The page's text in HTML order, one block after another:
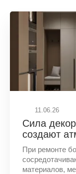
11.06.26
Сила
создают
При ремонте
материалов,